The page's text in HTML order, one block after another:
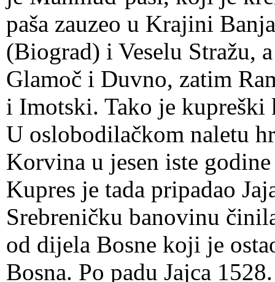
paša zauzeo u Krajini
(Biograd) i Veselu Stražu,
Glamoč i Duvno, zatim
i Imotski. Tako je kupreški
U oslobodilačkom naletu
Korvina u jesen iste
Kupres je tada pripadao
Srebreničku banovinu
od dijela Bosne koji je
Bosna. Po padu Jajca